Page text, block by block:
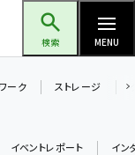
検索 MENU
ーク ストレージ
イベントレポート イン